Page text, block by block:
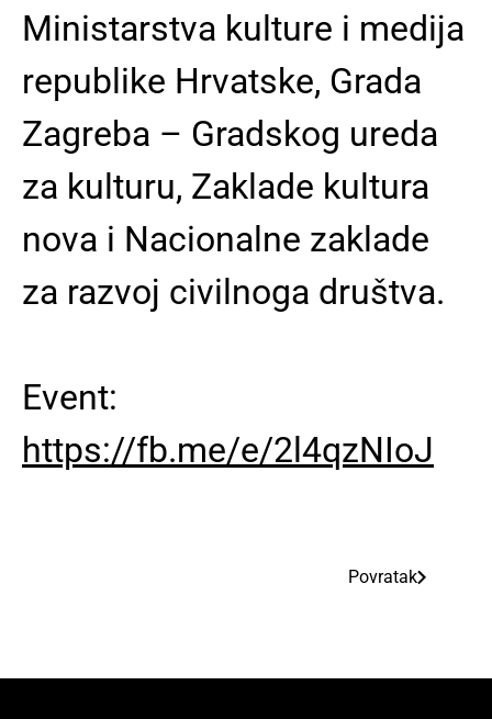
Ministarstva kulture i medija
republike Hrvatske, Grada
Zagreba – Gradskog ureda
za kulturu, Zaklade kultura
nova i Nacionalne zaklade
za razvoj civilnoga društva.
Event:
https://fb.me/e/2l4qzNIoJ
Povratak